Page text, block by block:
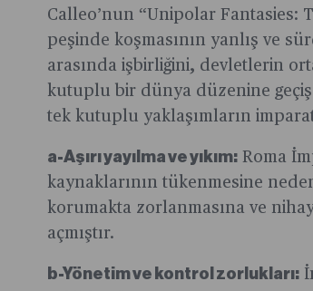
Calleo’nun “Unipolar Fantasies:
peşinde koşmasının yanlış ve
arasında işbirliğini, devletlerin
kutuplu bir dünya düzenine
tek kutuplu yaklaşımların
a-Aşırı yayılma ve yıkım: Roma
kaynaklarının tükenmesine
korumakta zorlanmasına ve
açmıştır.
b-Yönetim ve kontrol zorlukları: